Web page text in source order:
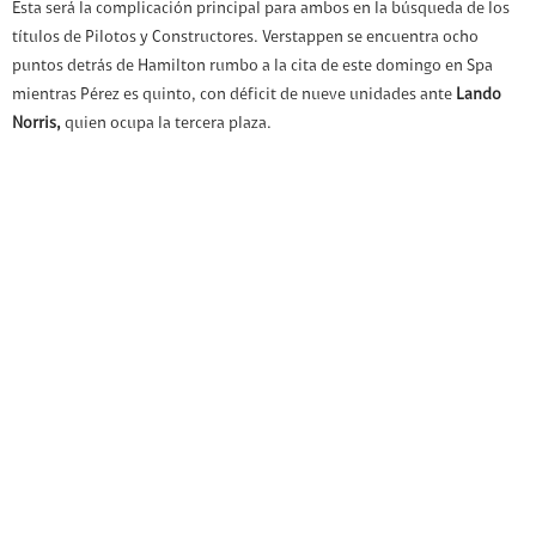
Esta será la complicación principal para ambos en la búsqueda de los
títulos de Pilotos y Constructores. Verstappen se encuentra ocho
puntos detrás de Hamilton rumbo a la cita de este domingo en Spa
mientras Pérez es quinto, con déficit de nueve unidades ante Lando
Norris, quien ocupa la tercera plaza.